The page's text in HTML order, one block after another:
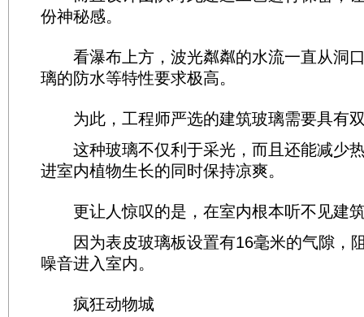
份神秘感。
看瀑布上方，波光粼粼的水流一直从洞
璃的防水等特性要求极高。
为此，工程师严选的建筑玻璃需要具有
这种玻璃不仅利于采光，而且还能减少
进室内植物生长的同时保持凉爽。
更让人惊叹的是，在室内根本听不见建
因为表皮玻璃板设置有16毫米的气隙，
噪音进入室内。
疯狂动物城